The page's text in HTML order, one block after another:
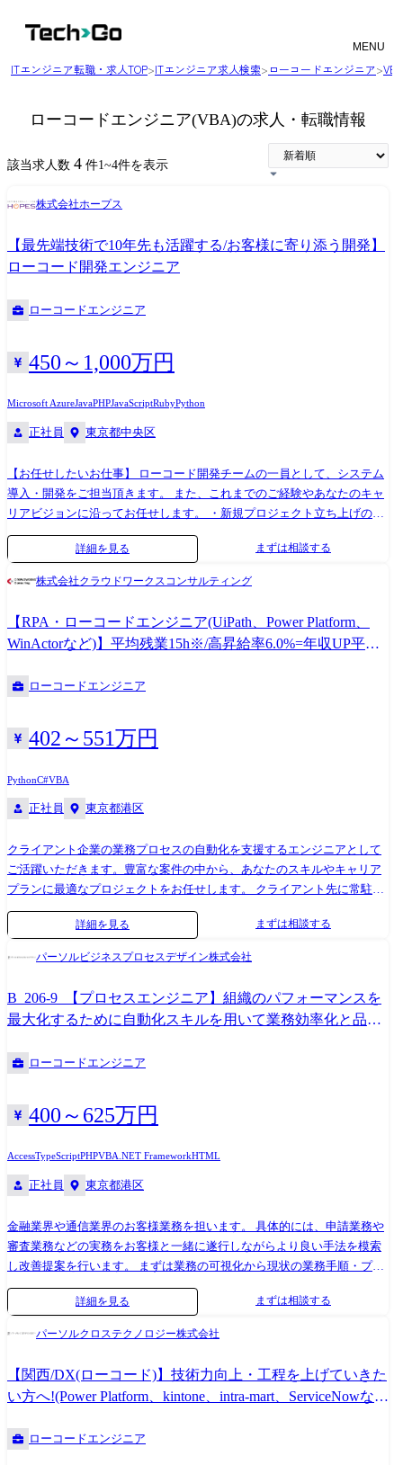
MENU
ITエンジニア転職・求人TOP>ITエンジニア求人検索> ローコードエンジニア>
ローコードエンジニア(VBA)の求人・転職情報
該当求人数 4 件1~4件を表示
株式会社ホープス
【最先端技術で10年先も活躍する/お客様に寄り添う開発】
ローコード開発エンジニア
ローコードエンジニア
450～1,000万円
Microsoft AzureJavaPHPJavaScriptRubyPython
正社員 東京都中央区
【お任せしたいお仕事】 ローコード開発チームの一員として、システム
導入・開発をご担当頂きます。 また、これまでのご経験やあなたのキャ
リアビジョンに沿ってお任せします。 ・新規プロジェクト立ち上げのキ
ーマン ・チームリーダーとしてメンバーやプロジェクトのマネジメント
【ローコード開発で実現できる世界】 ●ユーザーの「期待以上」のシス
善案を提案していました。 30年前はDXという言葉も耳馴染みなく、お
客様からの理解を得られにくい環境でした。 なかには、工場自体の競争
力を失い、工場の規模縮小・閉鎖から、工場に支えられた街自体が閑散
ありません。 だからこそ、わたしたちは「時代のニーズ・変化に合わせ
ることに力を入れています。 そしてそれは、本当の意味でエンジニアの
人生を守るための必要な武器になる、と信じています。 また、ユーザー
る ・システムを用い、競争力を醸成し、社会が持続的な発展を続けるこ
と です。 当社はそれを提供・実現し、システムの利用者とエンジニアが
※】 受注システム：要件定義からリリースまで約2年のプロジェクトに
おいて、開発期間は2ヵ月と短納期で完了 生成型AI ：プロセスマイニ
ングを用いた野良AIの防止 【ローコード開発に携わったエンジニアの
声】 ・API開発、オープンソースの方が幅がきくし、おもしろそうなイ
メージが正直あったが、実際にやってみるとローコード開発はできるこ
（AI、プロセスマイニングの利用等）ができ、技術的な好奇心を駆り立
てられる。 より幅広い技術・知識の習得を楽しめる！（30代男性） ・開
発工程を短縮することで、本当に必要な工程に時間を割けるようになっ
客様に寄り添った開発をしていると感じる（30代女性）。 ・お客様から
うことが楽しみだ」とお声をいただき、嬉しかった！（20代女性） 【事
業責任者からのメッセージ】 世界基準でみたときに、世界ではポピュラ
す。 また、日本に入ってきているものの、認知度の低いツールもたくさ
んあります。 ホープスではそういったソリューションやツールの導入・
スキルを身に着ける」 ・「日本で新しいマーケットを開拓する」 ・「日
本でもっと浸透させ、よりよい未来を創る」 こういった想いをもったメ
ンバーがたくさんいます！ このような環境下で一緒に成長していきたい
き業務の変更の範囲：IT開発関連業務
詳細を見る まずは相談する
株式会社クラウドワークスコンサルティング
【RPA・ローコードエンジニア(UiPath、Power Platform、
WinActorなど)】平均残業15h※/高昇給率6.0%=年収UP平均
ローコードエンジニア
402～551万円
PythonC#VBA
正社員 東京都港区
クライアント企業の業務プロセスの自動化を支援するエンジニアとして
ご活躍いただきます。豊富な案件の中から、あなたのスキルやキャリア
プランに最適なプロジェクトをお任せします。 クライアント先に常駐、
または社内受託案件にてチームで業務を遂行します。 主な活躍の場は、
RPAツールとして高いシェアを誇る「UiPath」 、そして 導入企業が急増
している「Microsoft Power Platform」 を活用したプロジェクトです。 (他
AIエージェントなどを活用した、 より高度で広範囲な業務自動化プロジ
ェクトも増加中。 最先端の技術に触れながら、市場価値の高いスキルを
習得できる環境です。 【プロジェクト例】 ・大手専門商社向け:営業部
理・人事など管理部門の膨大なデータ入力を自動化(UiPath/生成AI/OCR)
for Desktop) ・採用代行事業向け:スカウト等採用業務の自動化(BizRobo! /
Power Automate for Desktop) ・大手製薬会社向け:市民開発者の育成の伴
詳細を見る まずは相談する
パーソルビジネスプロセスデザイン株式会社
B_206-9_【プロセスエンジニア】組織のパフォーマンスを
最大化するために自動化スキルを用いて業務効率化と品質
ローコードエンジニア
400～625万円
AccessTypeScriptPHPVBA .NET FrameworkHTML
正社員 東京都港区
金融業界や通信業界のお客様業務を担います。 具体的には、申請業務や
審査業務などの実務をお客様と一緒に遂行しながらより良い手法を模索
し改善提案を行います。 まずは業務の可視化から現状の業務手順・プロ
セスを把握した上で業務フローやナレッジをまとめてマニュアル化を行
い業務整備を行いながらボトルネックを洗い出します。 その際には
業務プロセスの改善提案までを実現させます。 その際にはどのような現
場でも自由に取り扱える無償のデジタルツールを利用するケースもあれ
ば、有償ではあるものの費用対効果が高く見込めるソリューションを用
す。 費用対効果だけではなく導入難易度も併せて提示することで意思決
詳細を見る まずは相談する
パーソルクロステクノロジー株式会社
【関西/DX(ローコード)】技術力向上・工程を上げていきた
い方へ!(Power Platform、kintone、intra-mart、ServiceNowな
ローコードエンジニア